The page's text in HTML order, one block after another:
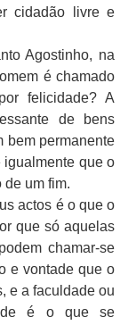
cidadão livre e
Agostinho, na
é chamado
felicidade? A
de bens
bem permanente
que o
de um fim.
actos é o que o
que só aquelas
chamar-se
e vontade que o
e a faculdade ou
é o que se